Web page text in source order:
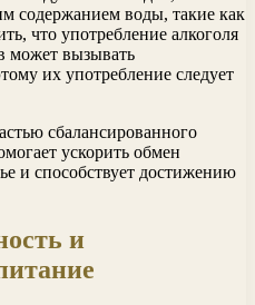
содержанием воды, такие как
что употребление алкоголя
может вызывать
их употребление следует
сбалансированного
ускорить обмен
и способствует достижению
и